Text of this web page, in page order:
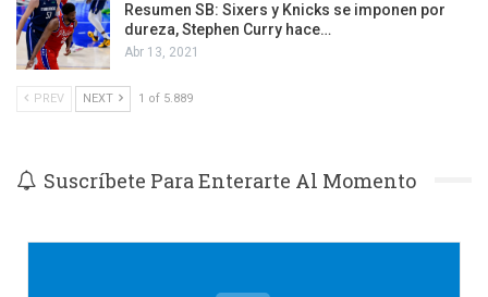
Resumen SB: Sixers y Knicks se imponen por
dureza, Stephen Curry hace…
Abr 13, 2021
PREV NEXT 1 of 5.889
Suscríbete Para Enterarte Al Momento